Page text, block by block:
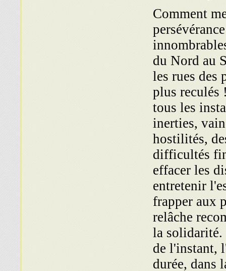
Comment
du Nord au
les rues des
plus reculés
tous les
inerties,
hostilités,
difficultés
effacer les
entretenir
frapper aux
relâche
la solidarité.
de l'instant,
durée, dans